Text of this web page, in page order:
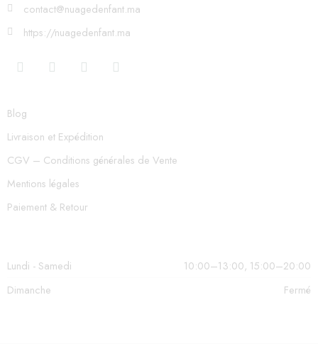
contact@nuagedenfant.ma
https://nuagedenfant.ma
Blog
Livraison et Expédition
CGV – Conditions générales de Vente
Mentions légales
Paiement & Retour
Lundi - Samedi
10:00–13:00, 15:00–20:00
Dimanche
Fermé